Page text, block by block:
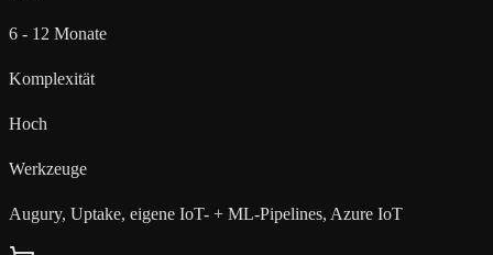
6 - 12 Monate
Komplexität
Hoch
Werkzeuge
Augury, Uptake, eigene IoT- + ML-Pipelines, Azure IoT